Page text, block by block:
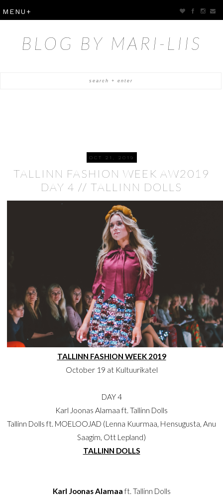
BLOG BY MARI-LIIS
OCT 21, 2019
TALLINN FASHION WEEK AW2019
DAY 4 // TALLINN DOLLS
TALLINN FASHION WEEK 2019
October 19 at Kultuurikatel
DAY 4
Karl Joonas Alamaa ft. Tallinn Dolls
Tallinn Dolls ft. MOELOOJAD (Lenna Kuurmaa, Hensugusta, Anu
Saagim, Ott Lepland)
TALLINN DOLLS
Karl Joonas Alamaa ft. Tallinn Dolls